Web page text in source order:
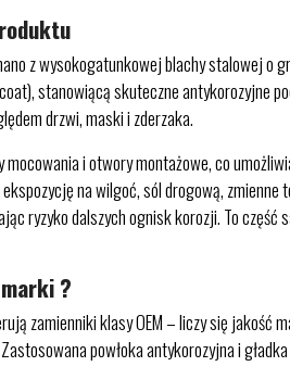
z wysokogatunkowej blachy stalowej
stanowiącą skuteczne antykorozyjne
drzwi, maski i zderzaka.
i otwory montażowe, co
na wilgoć, sól drogową,
ryzyko dalszych ognisk korozji. To
?
zamienniki klasy OEM – liczy się jakość
powłoka antykorozyjna i